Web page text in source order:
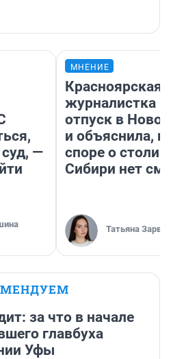
—
МНЕНИЕ
Красноярская
журналистка
отпуск в
и объяснила,
споре о
Сибири нет
Татьяна Зарва
за что в начале
главбуха
Уфы